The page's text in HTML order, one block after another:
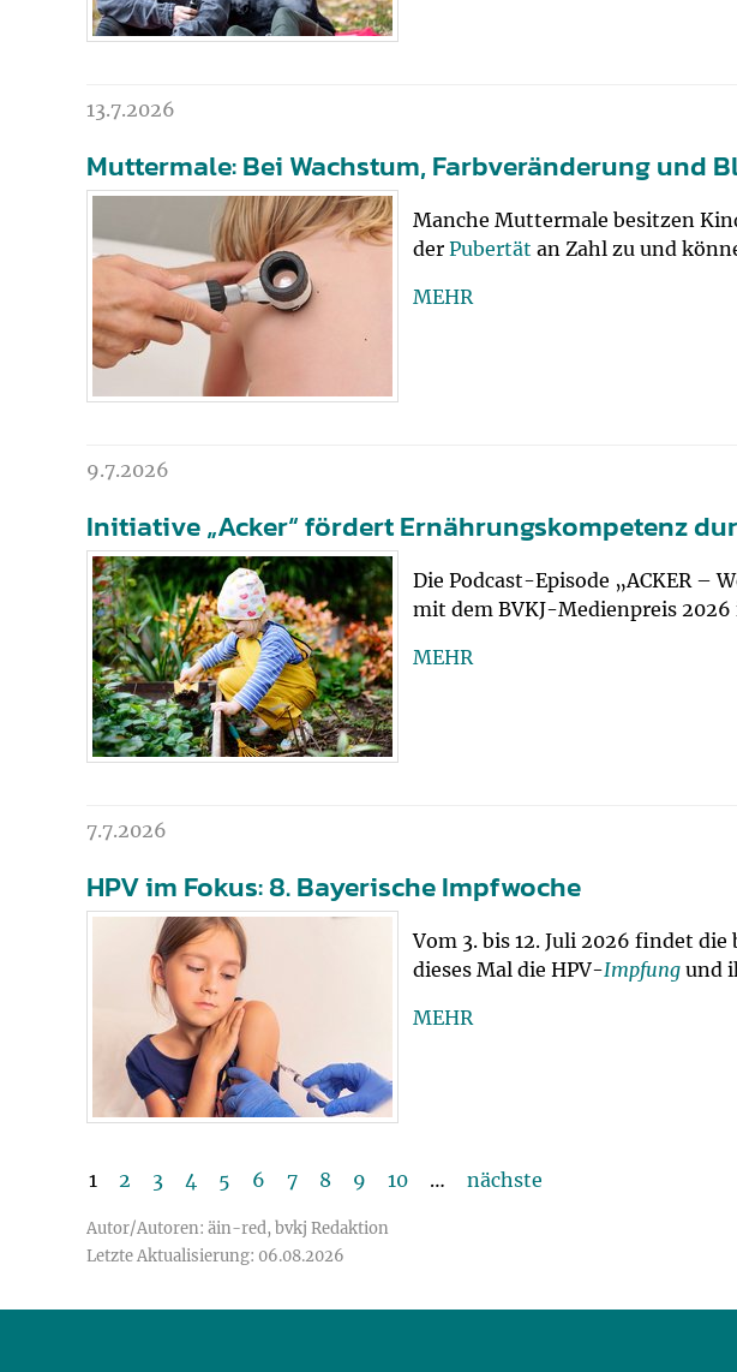
13.7.2026
Muttermale: Bei Wachstum, Farbveränderung und
Manche Muttermale besitzen
der Pubertät an Zahl zu und
MEHR
9.7.2026
Initiative „Acker“ fördert Ernährungskompetenz
Die Podcast-Episode „ACKER –
mit dem BVKJ-Medienpreis
MEHR
7.7.2026
HPV im Fokus: 8. Bayerische Impfwoche
Vom 3. bis 12. Juli 2026 findet
dieses Mal die HPV-Impfung und
MEHR
1 2 3 4 5 6 7 8 9 10 … nächste
Autor/Autoren: äin-red, bvkj Redaktion
Letzte Aktualisierung: 06.08.2026